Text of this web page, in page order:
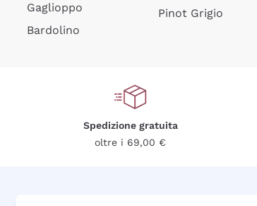
Gaglioppo
Bardolino
Pinot Grigio
Spedizione gratuita
oltre i 69,00 €